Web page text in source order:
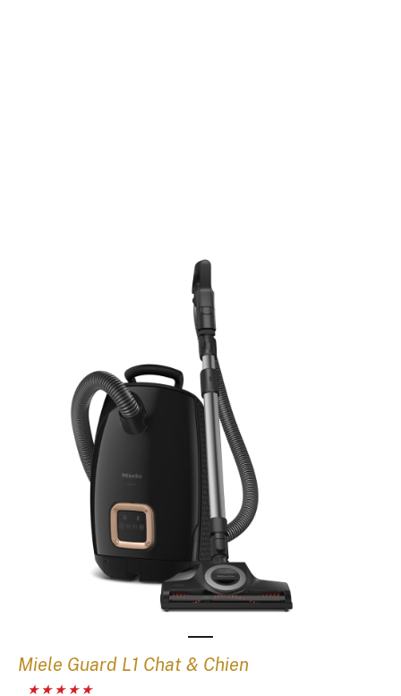
Miele Guard L1 Chat & Chien